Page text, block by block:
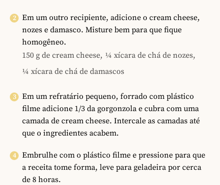
Em um outro recipiente, adicione o cream cheese,
nozes e damasco. Misture bem para que fique
homogêneo.
150 g de cream cheese, ¼ xícara de chá de nozes,
¼ xícara de chá de damascos
Em um refratário pequeno, forrado com plástico
filme adicione 1/3 da gorgonzola e cubra com uma
camada de cream cheese. Intercale as camadas até
que o ingredientes acabem.
Embrulhe com o plástico filme e pressione para que
a receita tome forma, leve para geladeira por cerca
de 8 horas.